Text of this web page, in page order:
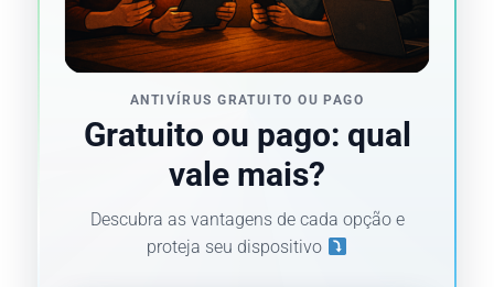
ANTIVÍRUS GRATUITO OU PAGO
Gratuito ou pago: qual
vale mais?
Descubra as vantagens de cada opção e
proteja seu dispositivo